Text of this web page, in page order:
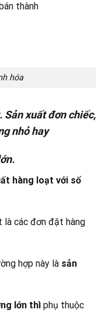
thành
hóa
Sản xuất đơn chiếc,
nhỏ hay
hàng loạt với số
các đơn đặt hàng
hợp này là sản
lớn thì phụ thuộc